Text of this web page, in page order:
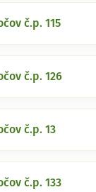
č.p. 115
č.p. 126
č.p. 13
č.p. 133